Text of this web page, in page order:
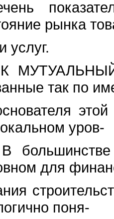
рынка
услуг.
МУТУАЛЬНЫЙ
так по
уров-
для
поня-